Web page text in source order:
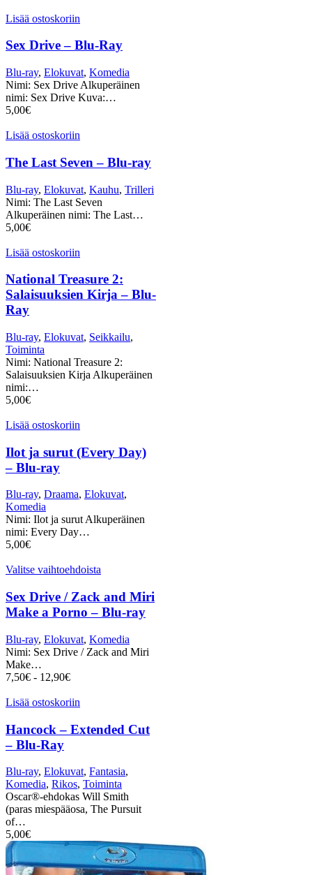
Lisää ostoskoriin
Sex Drive – Blu-Ray
Blu-ray, Elokuvat, Komedia
Nimi: Sex Drive Alkuperäinen
nimi: Sex Drive Kuva:…
5,00€
Lisää ostoskoriin
The Last Seven – Blu-ray
Blu-ray, Elokuvat, Kauhu, Trilleri
Nimi: The Last Seven
Alkuperäinen nimi: The Last…
5,00€
Lisää ostoskoriin
National Treasure 2:
Salaisuuksien Kirja – Blu-
Ray
Blu-ray, Elokuvat, Seikkailu,
Toiminta
Nimi: National Treasure 2:
Salaisuuksien Kirja Alkuperäinen
nimi:…
5,00€
Lisää ostoskoriin
Ilot ja surut (Every Day)
– Blu-ray
Blu-ray, Draama, Elokuvat,
Komedia
Nimi: Ilot ja surut Alkuperäinen
nimi: Every Day…
5,00€
Valitse vaihtoehdoista
Sex Drive / Zack and Miri
Make a Porno – Blu-ray
Blu-ray, Elokuvat, Komedia
Nimi: Sex Drive / Zack and Miri
Make…
7,50€ - 12,90€
Lisää ostoskoriin
Hancock – Extended Cut
– Blu-Ray
Blu-ray, Elokuvat, Fantasia,
Komedia, Rikos, Toiminta
Oscar®-ehdokas Will Smith
(paras miespääosa, The Pursuit
of…
5,00€